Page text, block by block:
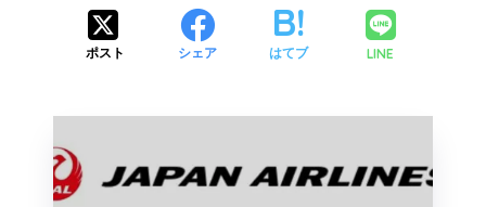
ポスト シェア はてブ LINE